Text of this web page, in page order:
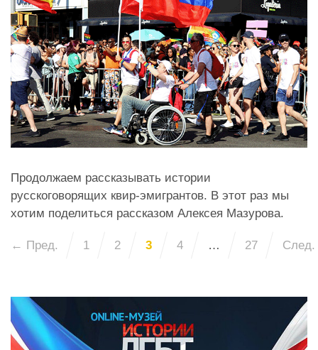
Продолжаем рассказывать истории
русскоговорящих квир-эмигрантов. В этот раз мы
хотим поделиться рассказом Алексея Мазурова.
← Пред. 1 2 3 4 … 27